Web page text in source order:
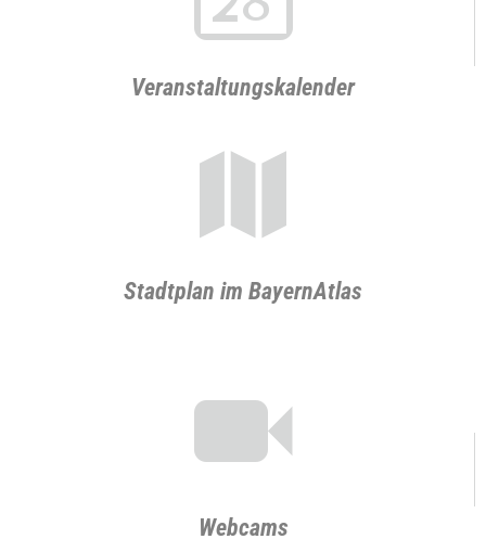
Veranstaltungskalender
c
Stadtplan im BayernAtlas
k
Webcams